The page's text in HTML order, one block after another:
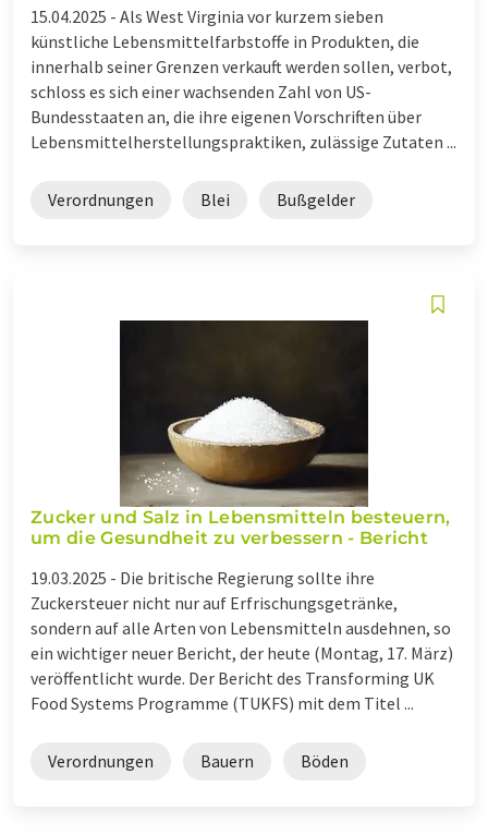
15.04.2025 - Als West Virginia vor kurzem sieben
künstliche Lebensmittelfarbstoffe in Produkten, die
innerhalb seiner Grenzen verkauft werden sollen, verbot,
schloss es sich einer wachsenden Zahl von US-
Bundesstaaten an, die ihre eigenen Vorschriften über
Lebensmittelherstellungspraktiken, zulässige Zutaten ...
Verordnungen Blei Bußgelder
Zucker und Salz in Lebensmitteln besteuern,
um die Gesundheit zu verbessern - Bericht
19.03.2025 - Die britische Regierung sollte ihre
Zuckersteuer nicht nur auf Erfrischungsgetränke,
sondern auf alle Arten von Lebensmitteln ausdehnen, so
ein wichtiger neuer Bericht, der heute (Montag, 17. März)
veröffentlicht wurde. Der Bericht des Transforming UK
Food Systems Programme (TUKFS) mit dem Titel ...
Verordnungen Bauern Böden